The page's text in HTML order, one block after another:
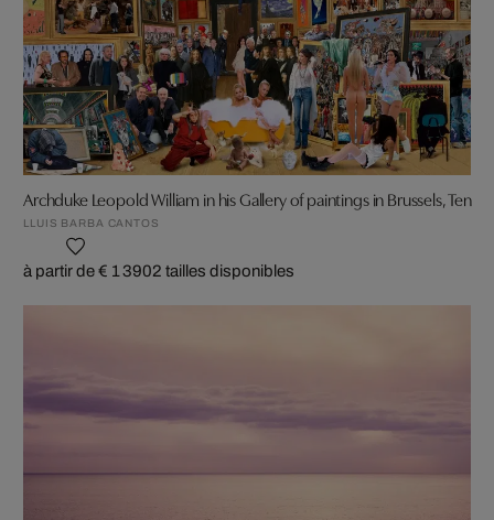
Archduke Leopold William in his Gallery of paintings in Brussels,
LLUIS BARBA CANTOS
à partir de € 1 3902 tailles disponibles